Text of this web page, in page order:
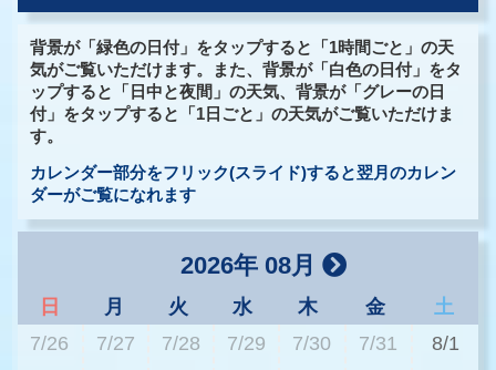
背景が「緑色の日付」をタップすると「1時間ごと」の天
気がご覧いただけます。また、背景が「白色の日付」をタ
ップすると「日中と夜間」の天気、背景が「グレーの日
付」をタップすると「1日ごと」の天気がご覧いただけま
す。
カレンダー部分をフリック(スライド)すると翌月のカレン
ダーがご覧になれます
2026年 08月
日 月 火 水 木 金
土
7/26
7/27 7/28 7/29 7/30 7/31 8/1